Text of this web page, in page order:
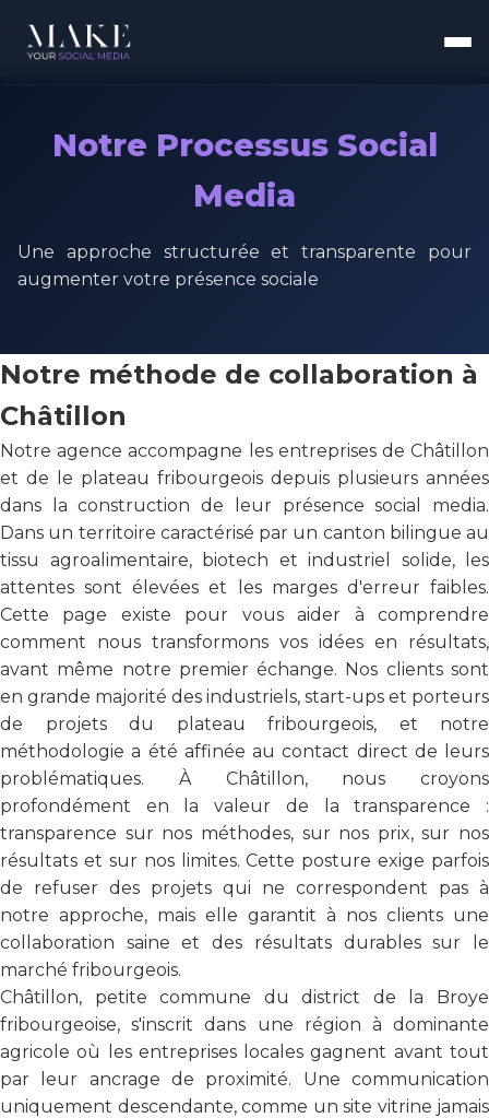
Notre Processus Social
Media
Une approche structurée et transparente pour
augmenter votre présence sociale
Notre méthode de collaboration à
Châtillon
Notre agence accompagne les entreprises de Châtillon
et de le plateau fribourgeois depuis plusieurs années
dans la construction de leur présence social media.
Dans un territoire caractérisé par un canton bilingue au
tissu agroalimentaire, biotech et industriel solide, les
attentes sont élevées et les marges d'erreur faibles.
Cette page existe pour vous aider à comprendre
comment nous transformons vos idées en résultats,
avant même notre premier échange. Nos clients sont
en grande majorité des industriels, start-ups et porteurs
de projets du plateau fribourgeois, et notre
méthodologie a été affinée au contact direct de leurs
problématiques. À Châtillon, nous croyons
profondément en la valeur de la transparence :
transparence sur nos méthodes, sur nos prix, sur nos
résultats et sur nos limites. Cette posture exige parfois
de refuser des projets qui ne correspondent pas à
notre approche, mais elle garantit à nos clients une
collaboration saine et des résultats durables sur le
marché fribourgeois.
Châtillon, petite commune du district de la Broye
fribourgeoise, s'inscrit dans une région à dominante
agricole où les entreprises locales gagnent avant tout
par leur ancrage de proximité. Une communication
uniquement descendante, comme un site vitrine jamais